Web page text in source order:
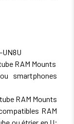
UN8U
RAM Mounts
smartphones
RAM Mounts
RAM
ou étrier en U;